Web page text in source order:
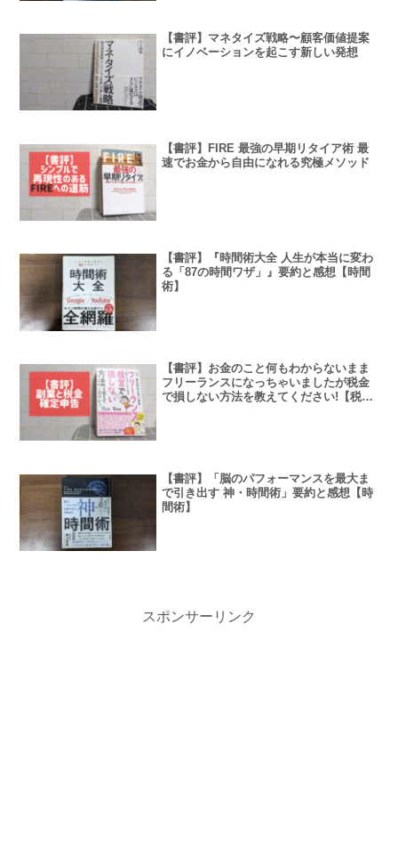
【書評】マネタイズ戦略〜顧客価値提案
にイノベーションを起こす新しい発想
【書評】FIRE 最強の早期リタイア術 最
速でお金から自由になれる究極メソッド
【書評】『時間術大全 人生が本当に変わ
る「87の時間ワザ」』要約と感想【時間
術】
【書評】お金のこと何もわからないまま
フリーランスになっちゃいましたが税金
で損しない方法を教えてください!【税
【書評】「脳のパフォーマンスを最大ま
で引き出す 神・時間術」要約と感想【時
間術】
スポンサーリンク